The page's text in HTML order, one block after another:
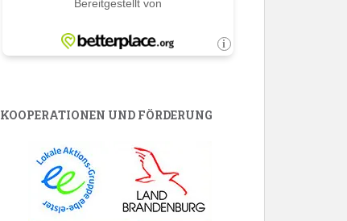
KOOPERATIONEN UND FÖRDERUNG